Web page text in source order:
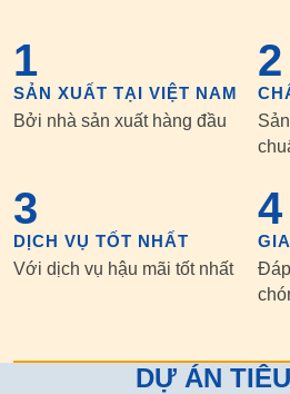
1
SẢN XUẤT TẠI VIỆT NAM
Bởi nhà sản xuất hàng đầu
2
3
DỊCH VỤ TỐT NHẤT
Với dịch vụ hậu mãi tốt nhất
4
DỰ ÁN